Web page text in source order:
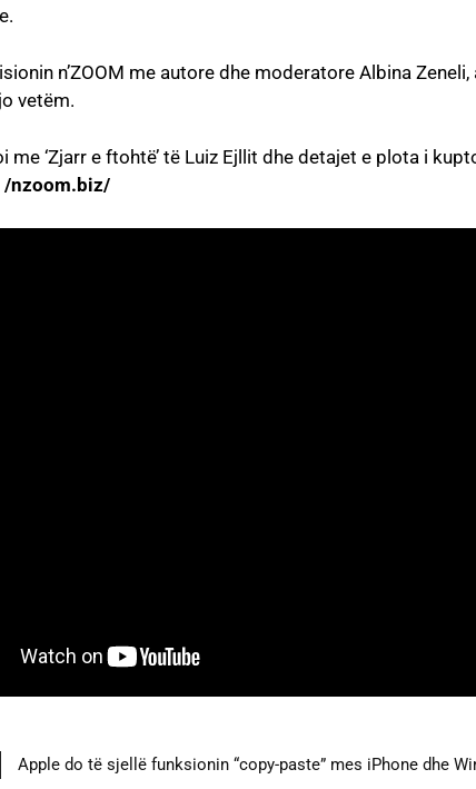
n’ZOOM me autore dhe moderatore Albina
vetëm.
me ‘Zjarr e ftohtë’ të Luiz Ejllit dhe detajet e plota i
/nzoom.biz/
Apple do të sjellë funksionin “copy-paste” mes iPhone dhe
Cristiano Ronaldo dhe Georgina martohen këtë të shtunë,